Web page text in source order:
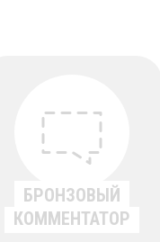
БРОНЗОВЫЙ
КОММЕНТАТОР